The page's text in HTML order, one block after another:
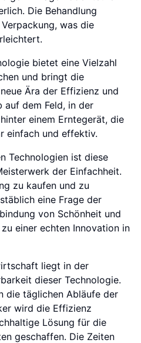
Die Behandlung
was die
bietet eine Vielzahl
und bringt die
Ära der Effizienz und
auf dem Feld, in der
einem Erntegerät, die
einfach und effektiv.
Technologien ist diese
der Einfachheit.
zu kaufen und zu
eine Frage der
von Schönheit und
einer echten Innovation in
liegt in der
dieser Technologie.
die täglichen Abläufe der
wird die Effizienz
Lösung für die
geschaffen. Die Zeiten